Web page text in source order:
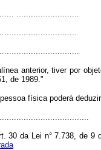
..........................
anterior, tiver por
de 1989."
física poderá
30 da Lei n° 7.738,